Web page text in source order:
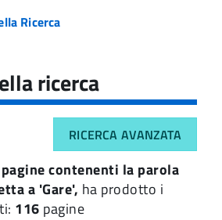
Ricerca
ricerca
RICERCA AVANZATA
contenenti la parola
a 'Gare', ha prodotto i
116 pagine